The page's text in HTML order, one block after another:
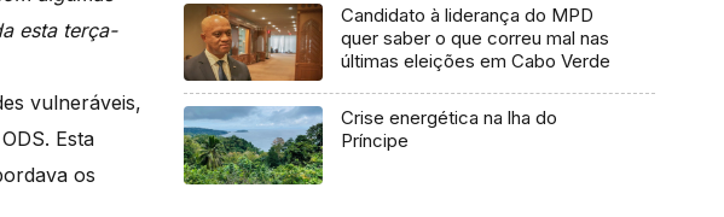
esta terça-
vulneráveis,
Esta
os
Candidato à liderança do MPD
quer saber o que correu mal nas
últimas eleições em Cabo Verde
Crise energética na lha do
Príncipe